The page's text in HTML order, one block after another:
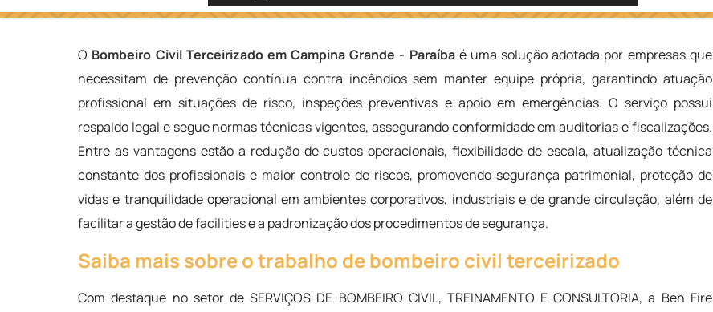
O Bombeiro Civil Terceirizado em Campina Grande - Paraíbaé uma solução adotada por empresas que
necessitam de prevenção contínua contra incêndios sem manter equipe própria, garantindo atuação
profissional em situações de risco, inspeções preventivas e apoio em emergências. O serviço possui
respaldo legal e segue normas técnicas vigentes, assegurando conformidade em auditorias e fiscalizações.
Entre as vantagens estão a redução de custos operacionais, flexibilidade de escala, atualização técnica
constante dos profissionais e maior controle de riscos, promovendo segurança patrimonial, proteção de
vidas e tranquilidade operacional em ambientes corporativos, industriais e de grande circulação, além de
facilitar a gestão de facilities e a padronização dos procedimentos de segurança.
Saiba mais sobre o trabalho de bombeiro civil terceirizado
Com destaque no setor de SERVIÇOS DE BOMBEIRO CIVIL, TREINAMENTO E CONSULTORIA, a Ben Fire